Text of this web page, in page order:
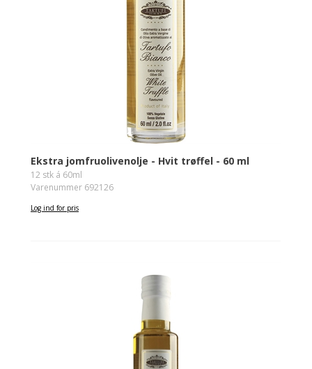
Ekstra jomfruolivenolje - Hvit trøffel - 60 ml
12 stk á 60ml
Varenummer 692126
Log ind for pris